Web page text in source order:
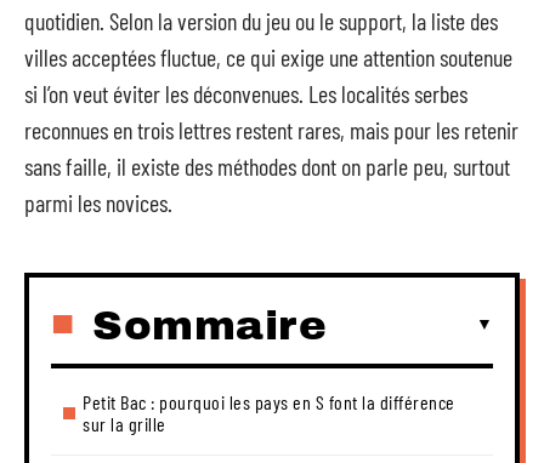
quotidien. Selon la version du jeu ou le support, la liste des
villes acceptées fluctue, ce qui exige une attention soutenue
si l’on veut éviter les déconvenues. Les localités serbes
reconnues en trois lettres restent rares, mais pour les retenir
sans faille, il existe des méthodes dont on parle peu, surtout
parmi les novices.
Sommaire
Petit Bac : pourquoi les pays en S font la différence
sur la grille